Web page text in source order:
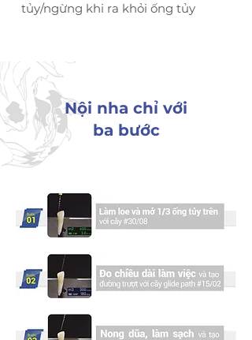
tủy/ngừng khi ra khỏi ống tủy
Nội nha chỉ với
ba bước